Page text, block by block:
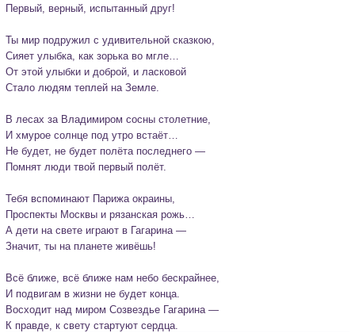
Первый, верный, испытанный друг!
Ты мир подружил с удивительной сказкою,
Сияет улыбка, как зорька во мгле…
От этой улыбки и доброй, и ласковой
Стало людям теплей на Земле.
В лесах за Владимиром сосны столетние,
И хмурое солнце под утро встаёт…
Не будет, не будет полёта последнего —
Помнят люди твой первый полёт.
Тебя вспоминают Парижа окраины,
Проспекты Москвы и рязанская рожь…
А дети на свете играют в Гагарина —
Значит, ты на планете живёшь!
Всё ближе, всё ближе нам небо бескрайнее,
И подвигам в жизни не будет конца.
Восходит над миром Созвездье Гагарина —
К правде, к свету стартуют сердца.